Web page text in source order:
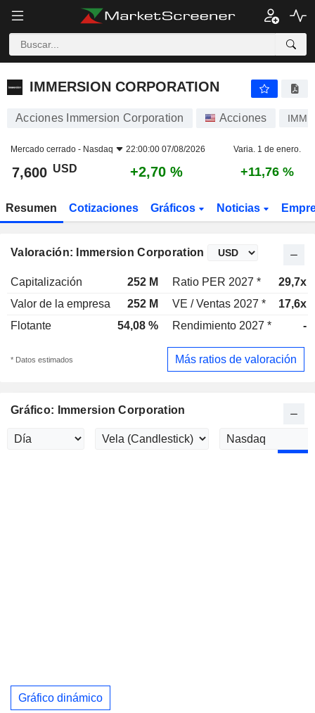
IMMERSION CORPORATION
IMMERSION CORPORATION
Acciones Immersion Corporation Acciones IMMR
Mercado cerrado - Nasdaq 22:00:00 07/08/2026 Varia. 1 de enero.
7,600 USD +2,70 % +11,76 %
Resumen Cotizaciones Gráficos Noticias
Valoración: Immersion Corporation
Capitalización 252 M Ratio PER 2027 *
29,7x
Valor de la empresa
252 M VE / Ventas 2027 *
17,6x
Flotante
54,08 % Rendimiento 2027 * -
* Datos estimados Más ratios de valoración
Gráfico: Immersion Corporation
Gráfico dinámico